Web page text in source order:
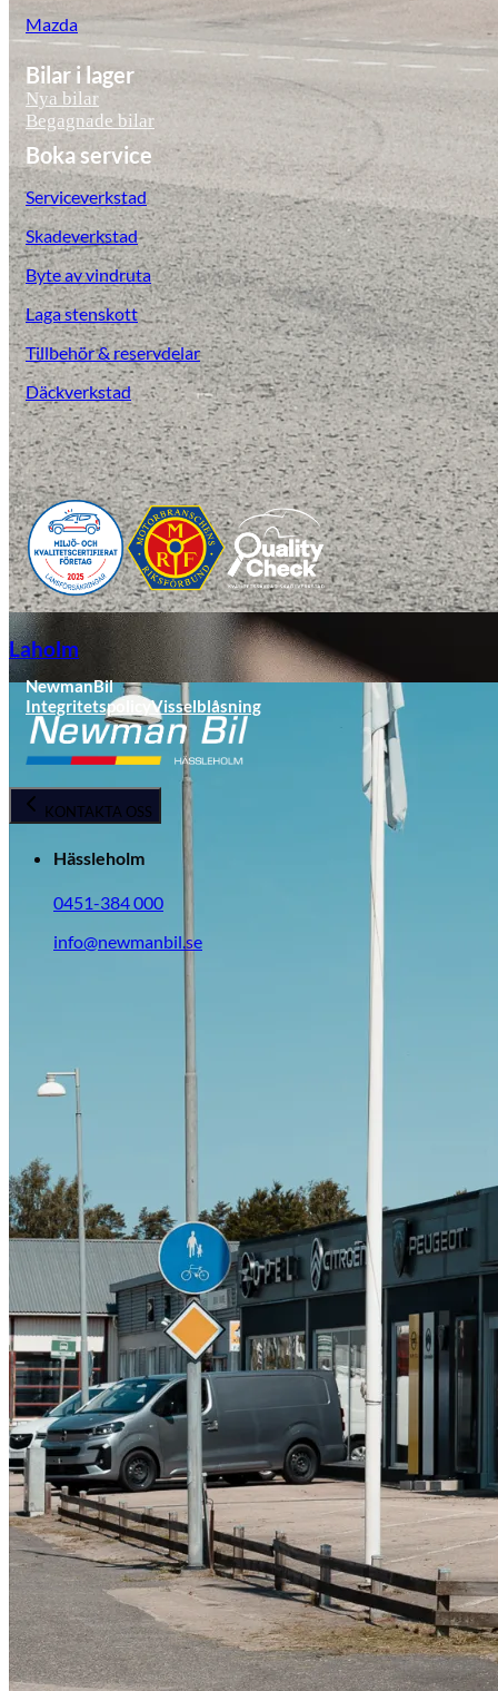
Laga stenskott
Laholm
Mazda
Bilar i lager
Nya bilar
Begagnade bilar
Boka service
Serviceverkstad
Skadeverkstad
Byte av vindruta
Laga stenskott
Tillbehör & reservdelar
Däckverkstad
NewmanBil
IntegritetspolicyVisselblåsning
KONTAKTA OSS
Hässleholm
0451-384 000
info@newmanbil.se